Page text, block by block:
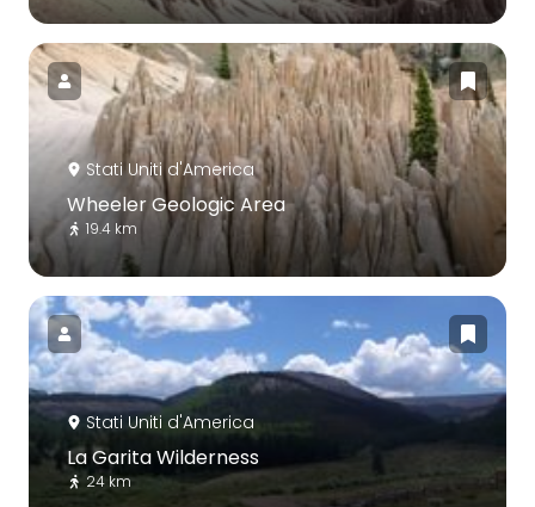
Stati Uniti d'America
Wheeler Geologic Area
19.4 km
Stati Uniti d'America
La Garita Wilderness
24 km